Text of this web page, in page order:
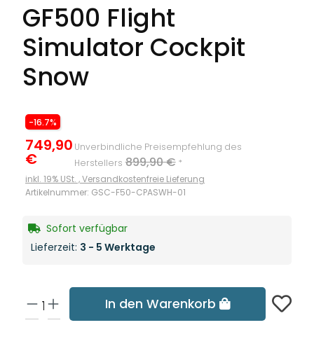
GF500 Flight
Simulator Cockpit
Snow
-16.7%
749,90
€
Unverbindliche Preisempfehlung des
Herstellers 899,90 €*
inkl. 19% USt. ,Versandkostenfreie Lieferung
Artikelnummer: GSC-F50-CPASWH-01
Sofort verfügbar
Lieferzeit: 3 - 5 Werktage
In den Warenkorb